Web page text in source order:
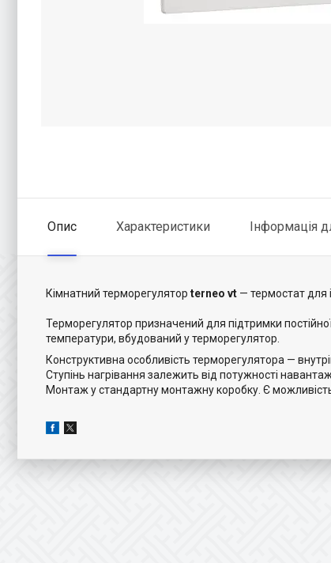
Опис Характеристики Інформація
Кімнатний терморегулятор terneo vt — термостат для
Терморегулятор призначений для підтримки
температури, вбудований у терморегулятор.
Конструктивна особливість терморегулятора —
Ступінь нагрівання залежить від потужності
Монтаж у стандартну монтажну коробку. Є